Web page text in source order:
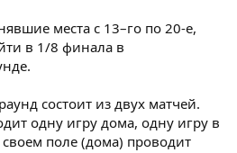
места с 13–го по 20-е,
в 1/8 финала в
состоит из двух матчей.
одну игру дома, одну игру в
поле (дома) проводит